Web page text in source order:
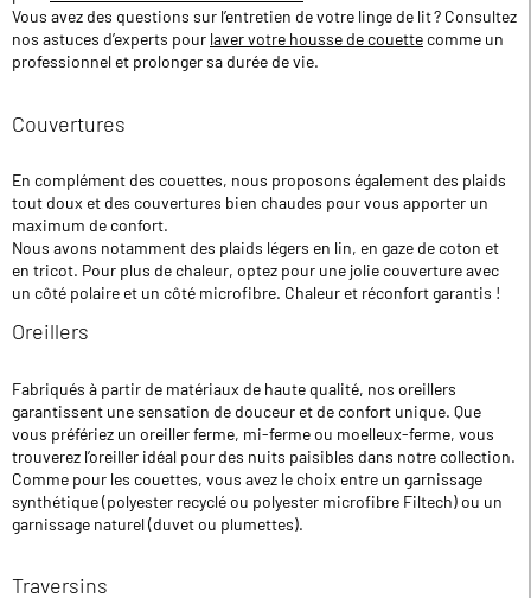
Vous avez des questions sur l’entretien de votre linge de lit ? Consultez
nos astuces d’experts pour laver votre housse de couettecomme un
professionnel et prolonger sa durée de vie.
Couvertures
En complément des couettes, nous proposons également des plaids
tout doux et des couvertures bien chaudes pour vous apporter un
maximum de confort.
Nous avons notamment des plaids légers en lin, en gaze de coton et
en tricot. Pour plus de chaleur, optez pour une jolie couverture avec
un côté polaire et un côté microfibre. Chaleur et réconfort garantis !
Oreillers
Fabriqués à partir de matériaux de haute qualité, nos oreillers
garantissent une sensation de douceur et de confort unique. Que
vous préfériez un oreiller ferme, mi-ferme ou moelleux-ferme, vous
trouverez l’oreiller idéal pour des nuits paisibles dans notre collection.
Comme pour les couettes, vous avez le choix entre un garnissage
synthétique (polyester recyclé ou polyester microfibre Filtech) ou un
garnissage naturel (duvet ou plumettes).
Traversins